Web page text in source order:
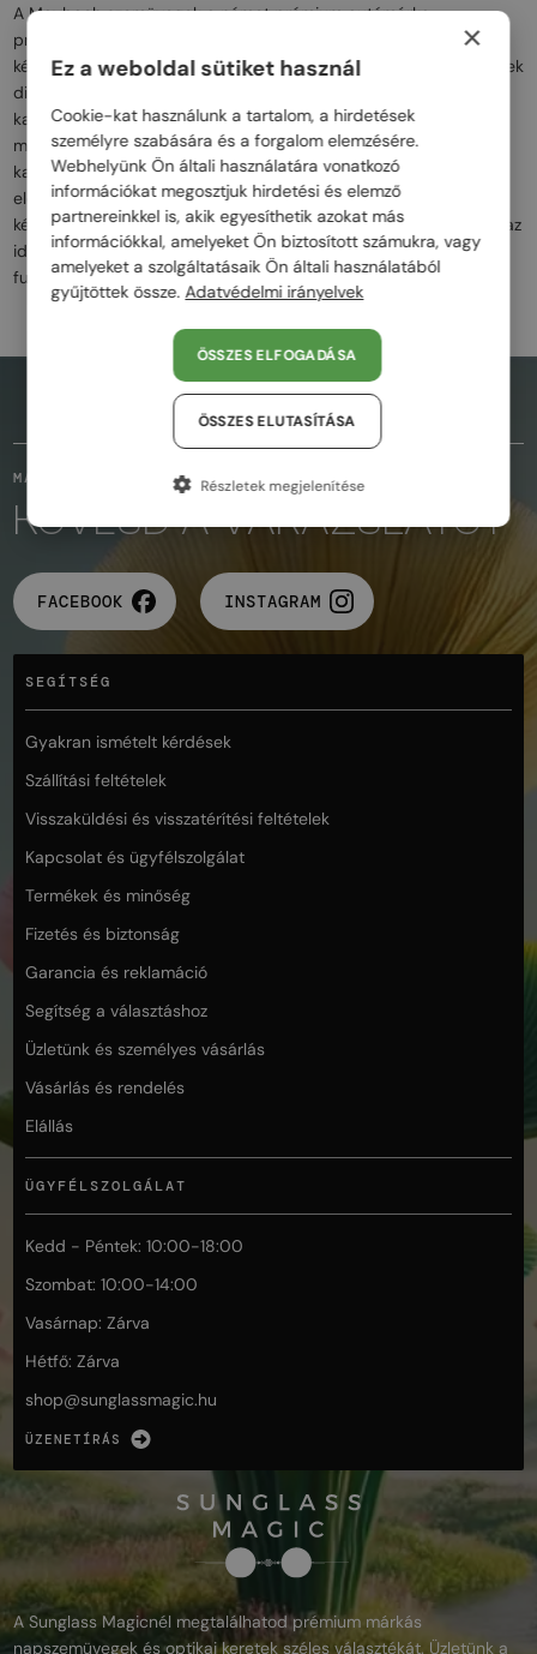
A Maybach szemüvegek a német prémium autómárka
precizitását és kiváló minőségét tükrözik. A márka híres a kiváló
kézműves munkájáról, és ezt a filozófiát alkalmazza szemüvegeinek
dizájnjában is. A Maybach szemüvegek aranyozott, platina,
karbonszálas és prémium fémek kombinációját használják, hogy
minden darab egyedi és különleges legyen. A letisztult, mégis
karakteres formák és a luxus ékszerdíszítések a tökéletes
eleganciát képviselik. A Maybach szemüvegei azok számára
készültek, akik a prémium minőséget, a kézműves precizitást és az
időtlen luxust keresik, miközben a modern dizájn és a
funkcionalitás is fontos számukra.
AZ OLDAL TETEJÉRE
MARADJUNK KAPCSOLATBAN
KÖVESD A VARÁZSLATOT
FACEBOOK INSTAGRAM
SEGÍTSÉG
Gyakran ismételt kérdések
Szállítási feltételek
Visszaküldési és visszatérítési feltételek
Kapcsolat és ügyfélszolgálat
Termékek és minőség
Fizetés és biztonság
Garancia és reklamáció
Segítség a választáshoz
Üzletünk és személyes vásárlás
Vásárlás és rendelés
Elállás
ÜGYFÉLSZOLGÁLAT
Kedd - Péntek: 10:00-18:00
Szombat: 10:00-14:00
Vasárnap: Zárva
Hétfő: Zárva
shop@sunglassmagic.hu
ÜZENETÍRÁS
A Sunglass Magicnél megtalálhatod prémium márkás
napszemüvegek és optikai keretek széles választékát. Üzletünk a
×
Ez a weboldal sütiket használ
Cookie-kat használunk a tartalom, a hirdetések
személyre szabására és a forgalom elemzésére.
Webhelyünk Ön általi használatára vonatkozó
információkat megosztjuk hirdetési és elemző
partnereinkkel is, akik egyesíthetik azokat más
információkkal, amelyeket Ön biztosított számukra, vagy
amelyeket a szolgáltatásaik Ön általi használatából
gyűjtöttek össze.Adatvédelmi irányelvek
ÖSSZES ELFOGADÁSA
ÖSSZES ELUTASÍTÁSA
Részletek megjelenítése